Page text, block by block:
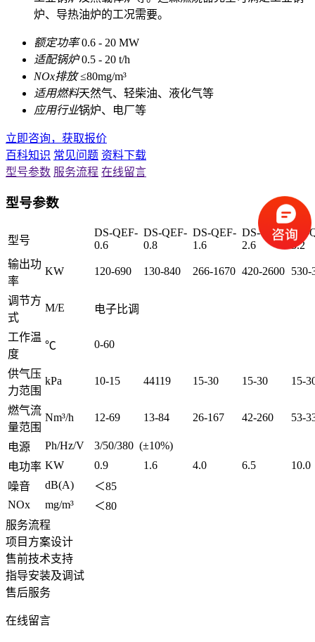
炉、导热油炉的工况需要。
额定功率0.6 - 20 MW
适配锅炉0.5 - 20 t/h
NOx排放≤80mg/m³
适用燃料天然气、轻柴油、液化气等
应用行业锅炉、电厂等
立即咨询，获取报价
百科知识 常见问题 资料下载
型号参数 服务流程 在线留言
型号参数
型号
DS-QEF-
0.6
DS-QEF-
0.8
DS-QEF-
1.6
DS-QEF-
2.6
DS-
3.2
输出功
率
KW 120-690 130-840 266-1670 420-2600 530-
调节方
式
M/E 电子比调
工作温
度
℃ 0-60
供气压
力范围
kPa 10-15 44119 15-30 15-30 15-
燃气流
量范围
Nm³/h 12-69 13-84 26-167 42-260 53-
电源 Ph/Hz/V
3/50/380 (±10%)
电功率 KW 0.9 1.6 4.0 6.5
10.0
噪音
dB(A)
＜85
NOx
mg/m³
＜80
服务流程
项目方案设计
售前技术支持
指导安装及调试
售后服务
在线留言